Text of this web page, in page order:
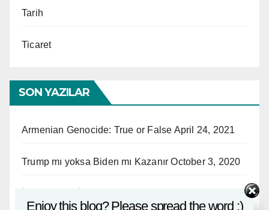
Tarih
Ticaret
SON YAZILAR
Armenian Genocide: True or False April 24, 2021
Trump mı yoksa Biden mı Kazanır October 3, 2020
Enjoy this blog? Please spread the word :)